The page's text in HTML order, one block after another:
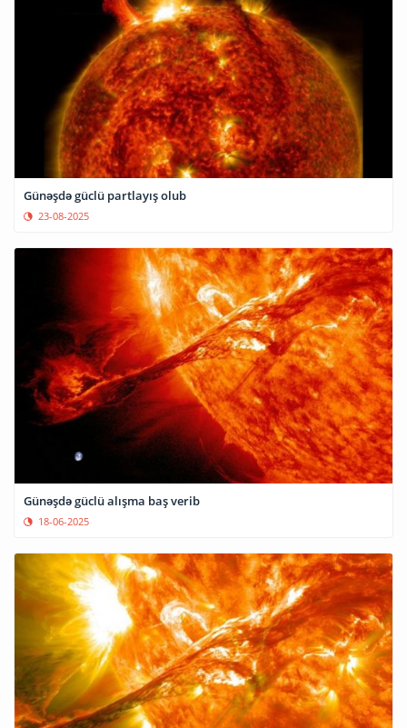
Günəşdə güclü partlayış olub
23-08-2025
Günəşdə güclü alışma baş verib
18-06-2025